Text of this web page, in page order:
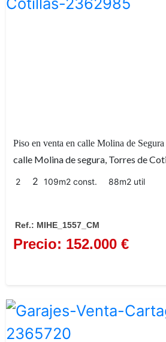
acondicionado
Piso en venta en calle Molina de
calle Molina de segura, Torres de
2 2 109m2 const. 88m2 util
Ref.: MIHE_1557_CM
Precio: 152.000 €